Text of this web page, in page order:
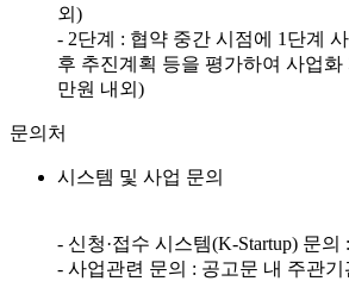
외)
- 2단계 : 협약 중간 시점에 1단계
후 추진계획 등을 평가하여 사업화
만원 내외)
문의처
시스템 및 사업 문의
- 신청·접수 시스템(K-Startup) 문의
- 사업관련 문의 : 공고문 내 주관기